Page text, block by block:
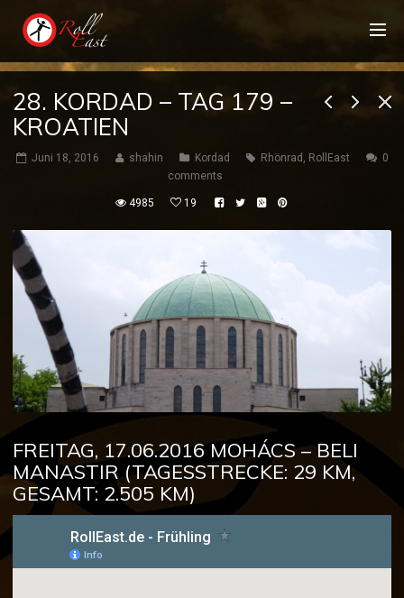
28. KORDAD – TAG 179 –
KROATIEN
Juni 18, 2016 shahin Kordad Rhönrad , RollEast
0
comments
4985 19
FREITAG, 17.06.2016 MOHÁCS – BELI
MANASTIR (TAGESSTRECKE: 29 KM,
GESAMT: 2.505 KM)